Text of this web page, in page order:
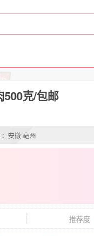
500克/包邮
安徽 亳州
推荐度